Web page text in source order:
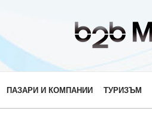
ПАЗАРИ И КОМПАНИИ ТУРИЗЪМ